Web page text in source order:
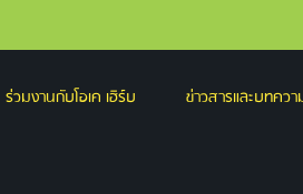
ร่วมงานกับโอเค เฮิร์บ ข่าวสารและบทควา